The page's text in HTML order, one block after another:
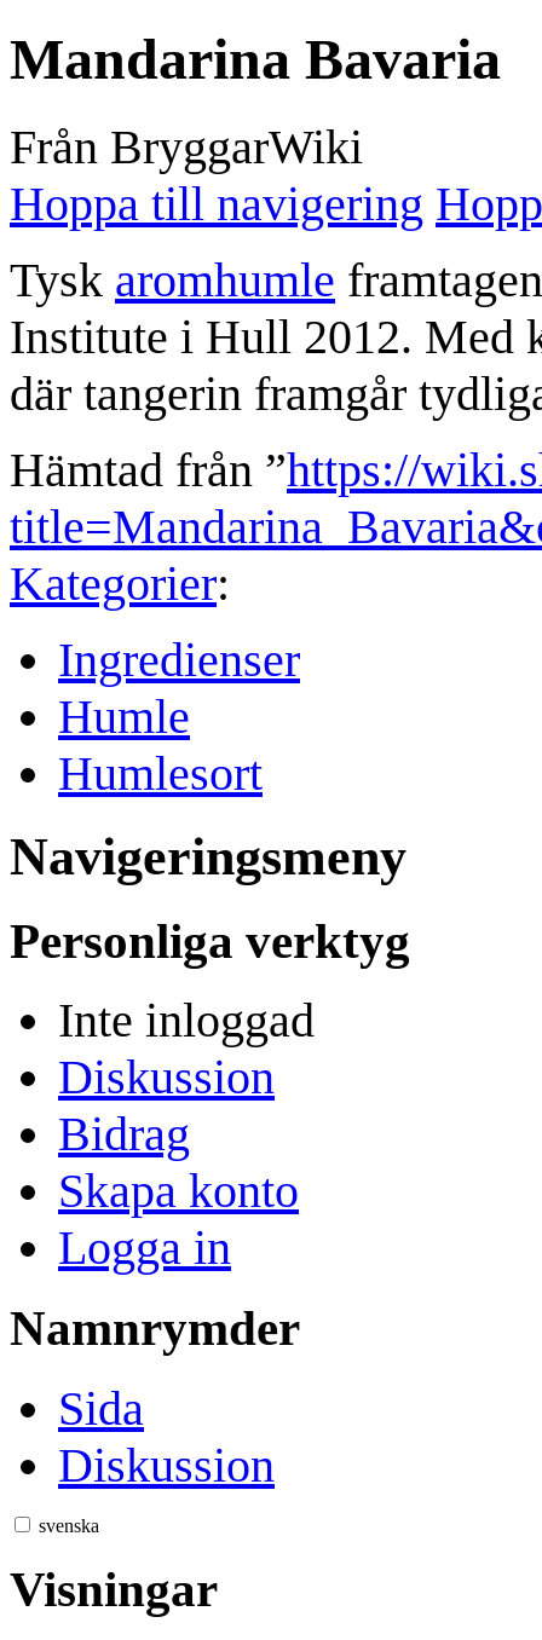
Mandarina Bavaria
Från BryggarWiki
Hoppa till navigering
Tysk aromhumle
Institute i Hull 2012. Med
där tangerin framgår
Hämtad från ”https://
Kategorier:
Ingredienser
Humle
Humlesort
Navigeringsmeny
Personliga verktyg
Inte inloggad
Diskussion
Bidrag
Skapa konto
Logga in
Namnrymder
Sida
Diskussion
svenska
Visningar